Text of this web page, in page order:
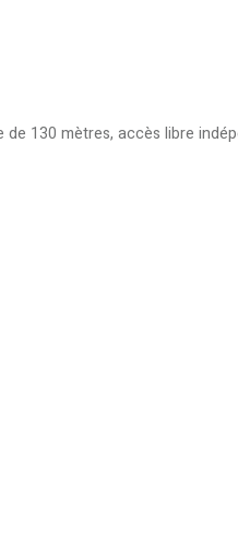
130 mètres, accès libre